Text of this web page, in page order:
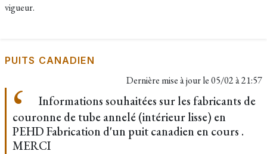
vigueur.
PUITS CANADIEN
Dernière mise à jour le05/02 à 21:57
Informations souhaitées sur les fabricants de
couronne de tube annelé (intérieur lisse) en
PEHD Fabrication d'un puit canadien en cours .
MERCI